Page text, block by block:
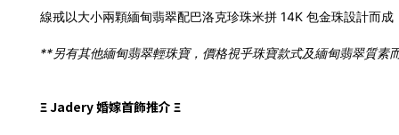
線戒以大小兩顆緬甸翡翠配巴洛克珍珠米拼 14K 包金珠設計而成
**另有其他緬甸翡翠輕珠寶，價格視乎珠寶款式及緬甸翡翠質素
Ξ Jadery 婚嫁首飾推介 Ξ